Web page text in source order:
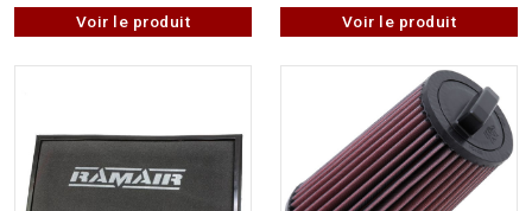
Voir le produit Voir le produit